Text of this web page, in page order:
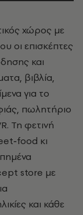
χώρος με
οι επισκέπτες
και
βιβλία,
για το
πωλητήριο
Τη φετινή
κι
store με
και κάθε